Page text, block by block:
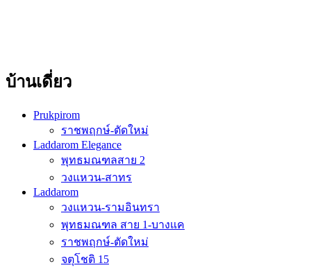
บ้านเดี่ยว
Prukpirom
ราชพฤกษ์-ตัดใหม่
Laddarom Elegance
พุทธมณฑลสาย 2
วงแหวน-สาทร
Laddarom
วงแหวน-รามอินทรา
พุทธมณฑล สาย 1-บางแค
ราชพฤกษ์-ตัดใหม่
จตุโชติ 15